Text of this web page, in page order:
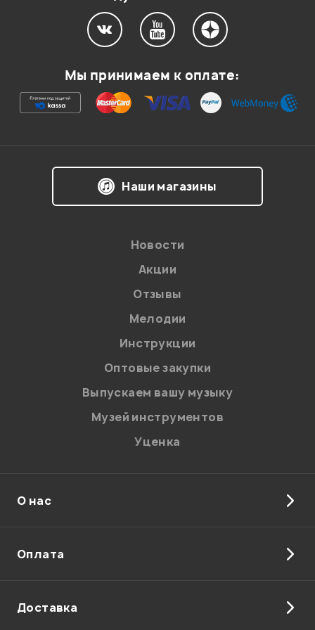
Ваша оценка:
на обработку персональных данных в
Политикой в отношении обработки
персональных данных.
Введите проверочное число:
Отправить
Мы принимаем к оплате:
Наши магазины
Новости
Акции
Отзывы
Мелодии
Инструкции
Оптовые закупки
Выпускаем вашу музыку
Музей инструментов
Уценка
О нас
Оплата
Доставка